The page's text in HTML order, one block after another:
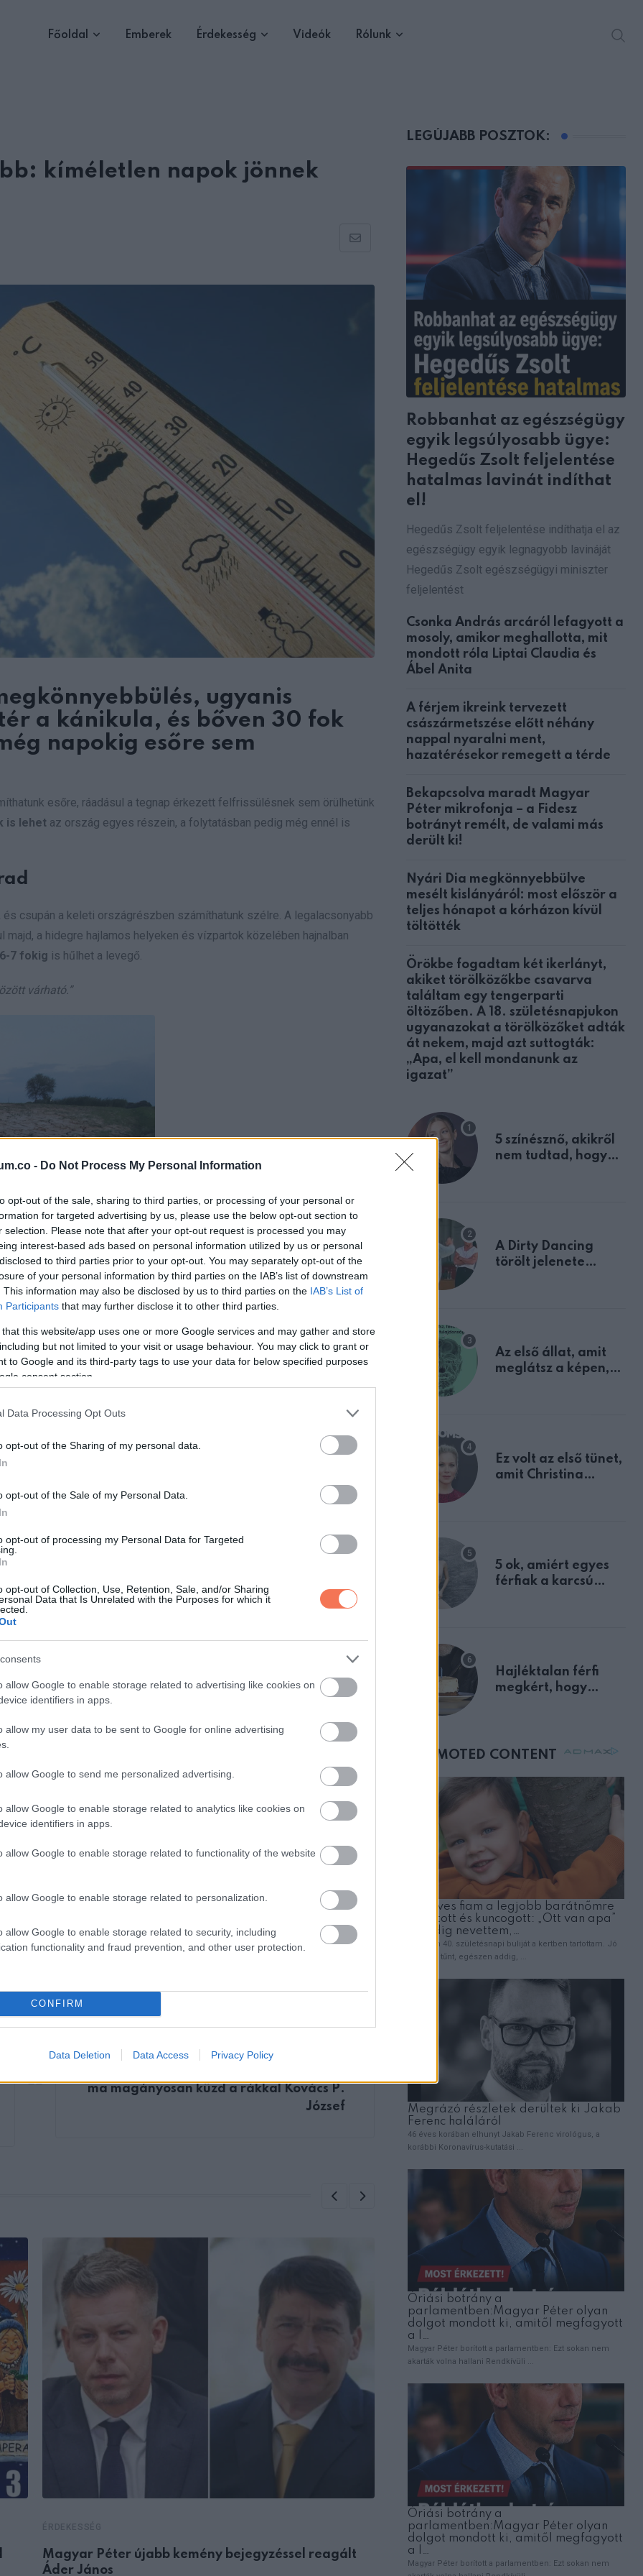
- Do Not Process My Personal Information
opt-out of the sale, sharing to third parties, or processing of your personal or
for targeted advertising by us, please use the below opt-out section to
selection. Please note that after your opt-out request is processed you may
interest-based ads based on personal information utilized by us or personal
to third parties prior to your opt-out. You may separately opt-out of the
of your personal information by third parties on the IAB’s list of downstream
This information may also be disclosed by us to third parties on the IAB’s List of
Participants that may further disclose it to other third parties.
that this website/app uses one or more Google services and may gather and store
but not limited to your visit or usage behaviour. You may click to grant or
to Google and its third-party tags to use your data for below specified purposes
consent section.
Data Processing Opt Outs
opt-out of the Sharing of my personal data.
opt-out of the Sale of my Personal Data.
opt-out of processing my Personal Data for Targeted
opt-out of Collection, Use, Retention, Sale, and/or Sharing
Data that Is Unrelated with the Purposes for which it
allow Google to enable storage related to advertising like cookies on
identifiers in apps.
allow my user data to be sent to Google for online advertising
allow Google to send me personalized advertising.
allow Google to enable storage related to analytics like cookies on
identifiers in apps.
allow Google to enable storage related to functionality of the website
allow Google to enable storage related to personalization.
allow Google to enable storage related to security, including
functionality and fraud prevention, and other user protection.
CONFIRM
Data Deletion Data Access Privacy Policy
Főoldal Emberek Érdekesség Videók Rólunk
kíméletlen napok jönnek
Share
Email
ugyanis
a kánikula, és bőven 30 fok
napokig esőre sem
esőre, ráadásul a tegnap érkezett felfrissülésnek sem örülhetünk
is lehet az ország egyes részein, a folytatásban pedig még ennél is
és csupán a keleti országrészben számíthatunk szélre. A legalacsonyabb
majd, a hidegre hajlamos helyeken és vízpartok közelében hajnalban
7 fokig is hűlhet a levegő.
várható.”
száraz idő érkezik. A szél többnyire mérsékelt marad, dea
szélre,
kevés fátyolfelhővel. Csapadék ekkor sem lesz, és a szelet is
többnyire 10 és 19, a legmagasabb nappali hőmérséklet 30 és 34 fok
várható, ekkor azonban már érkezik az országba némi eső,
is előfordulhat, és a délnyugati, nyugati szél is megélénkülhet.
KÖVETKEZŐ POSZT
ma magányosan küzd a rákkal Kovács P.
József
Magyar Péter újabb kemény bejegyzéssel reagált
Áder János
ÉRDEKESSÉG
Amit a banánról tudni érdemes, mielőtt
LEGÚJABB POSZTOK:
Robbanhat az egészségügy
egyik legsúlyosabb ügye:
Hegedűs Zsolt feljelentése
hatalmas lavinát indíthat
el!
Hegedűs Zsolt feljelentése indíthatja el az
egészségügy egyik legnagyobb lavináját
Hegedűs Zsolt egészségügyi miniszter
feljelentést
Csonka András arcáról lefagyott a
mosoly, amikor meghallotta, mit
mondott róla Liptai Claudia és
Ábel Anita
A férjem ikreink tervezett
császármetszése előtt néhány
nappal nyaralni ment,
hazatérésekor remegett a térde
Bekapcsolva maradt Magyar
Péter mikrofonja – a Fidesz
botrányt remélt, de valami más
derült ki!
Nyári Dia megkönnyebbülve
mesélt kislányáról: most először a
teljes hónapot a kórházon kívül
töltötték
Örökbe fogadtam két ikerlányt,
akiket törölközőkbe csavarva
találtam egy tengerparti
öltözőben. A 18. születésnapjukon
ugyanazokat a törölközőket adták
át nekem, majd azt suttogták:
„Apa, el kell mondanunk az
igazat”
5 színésznő, akikről
nem tudtad, hogy
A Dirty Dancing
törölt jelenete
Az első állat, amit
meglátsz a képen,
Ez volt az első tünet,
amit Christina
5 ok, amiért egyes
férfiak a karcsú
Hajléktalan férfi
megkért, hogy
mellettem ült az első